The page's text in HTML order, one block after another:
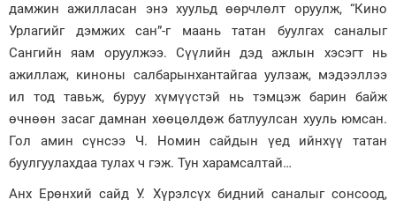
дамжин ажилласан энэ хуульд өөрчлөлт оруулж, “Кино
Урлагийг дэмжих сан”-г маань татан буулгах саналыг
Сангийн яам оруулжээ. Сүүлийн дэд ажлын хэсэгт нь
ажиллаж, киноны салбарынхантайгаа уулзаж, мэдээллээ
ил тод тавьж, буруу хүмүүстэй нь тэмцэж барин байж
өчнөөн засаг дамнан хөөцөлдөж батлуулсан хууль юмсан.
Гол амин сүнсээ Ч. Номин сайдын үед ийнхүү татан
буулгуулахдаа тулах ч гэж. Тун харамсалтай…
Анх Ерөнхий сайд У. Хүрэлсүх бидний саналыг сонсоод,